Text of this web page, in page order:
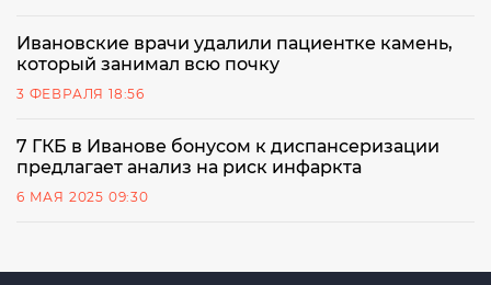
Ивановские врачи удалили пациентке камень,
который занимал всю почку
3 ФЕВРАЛЯ 18:56
7 ГКБ в Иванове бонусом к диспансеризации
предлагает анализ на риск инфаркта
6 МАЯ 2025 09:30